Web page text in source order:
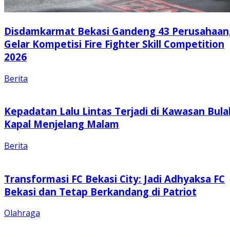
Disdamkarmat Bekasi Gandeng 43
Gelar Kompetisi Fire Fighter Skill Competition
2026
Berita
Kepadatan Lalu Lintas Terjadi di Kawasan
Kapal Menjelang Malam
Berita
Transformasi FC Bekasi City: Jadi Adhyaksa FC
Bekasi dan Tetap Berkandang di Patriot
Olahraga